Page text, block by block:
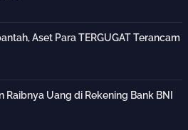
Aset Para TERGUGAT Terancam
Raibnya Uang di Rekening Bank BNI